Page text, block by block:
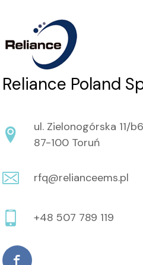
Reliance Poland
ul. Zielonogórska 11/b6
87-100 Toruń
rfq@relianceems.pl
+48 507 789 119
